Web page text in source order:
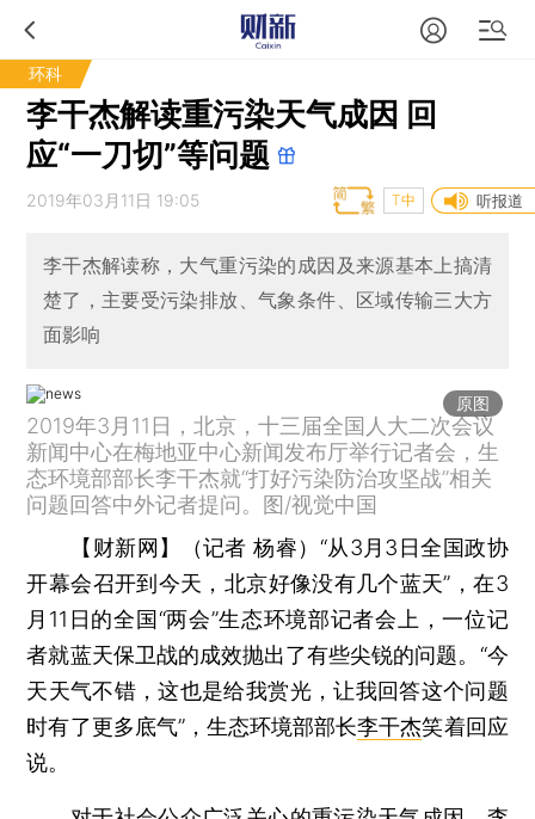
环科
李干杰解读重污染天气成因 回
应“一刀切”等问题
2019年03月11日 19:05 听报道
T中
李干杰解读称，大气重污染的成因及来源基本上搞清
楚了，主要受污染排放、气象条件、区域传输三大方
面影响
原图
2019年3月11日，北京，十三届全国人大二次会议
新闻中心在梅地亚中心新闻发布厅举行记者会，生
态环境部部长李干杰就“打好污染防治攻坚战”相关
问题回答中外记者提问。图/视觉中国
【财新网】（记者 杨睿） “从3月3日全国政协
开幕会召开到今天，北京好像没有几个蓝天”，在3
月11日的全国“两会”生态环境部记者会上，一位记
者就蓝天保卫战的成效抛出了有些尖锐的问题。“今
天天气不错，这也是给我赏光，让我回答这个问题
时有了更多底气”，生态环境部部长李干杰笑着回应
说。